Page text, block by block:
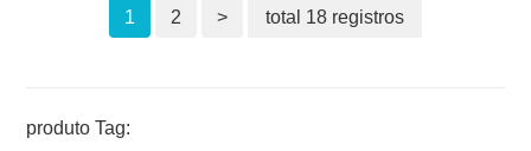
1 2 > total 18 registros
produto Tag: